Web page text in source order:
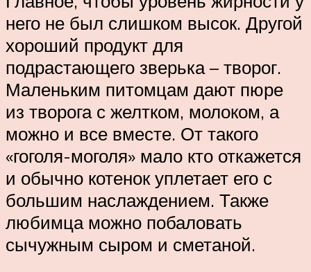
него не был слишком высок. Другой
хороший продукт для
подрастающего зверька – творог.
Маленьким питомцам дают пюре
из творога с желтком, молоком, а
можно и все вместе. От такого
«гоголя-моголя» мало кто откажется
и обычно котенок уплетает его с
большим наслаждением. Также
любимца можно побаловать
сычужным сыром и сметаной.